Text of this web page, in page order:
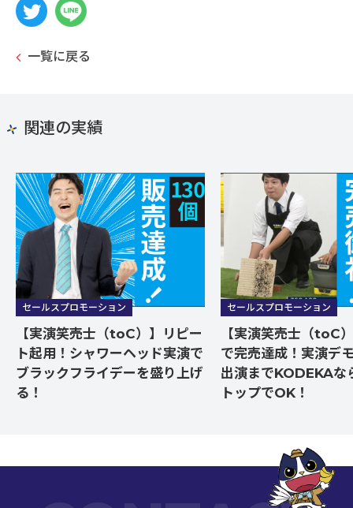
一覧に戻る
関連の実績
セールスプロモーション
【実演笑売士（toC）】リピー
ト起用！シャワーヘッド実演で
ブラックフライデーを盛り上げ
る！
セールスプロモーション
【実演笑売士（toC
で完売達成！実演デ
出演までKODEKAな
トップでOK！